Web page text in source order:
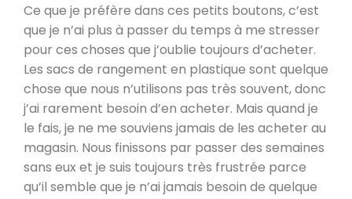
Ce que je préfère dans ces petits boutons, c’est
que je n’ai plus à passer du temps à me stresser
pour ces choses que j’oublie toujours d’acheter.
Les sacs de rangement en plastique sont quelque
chose que nous n’utilisons pas très souvent, donc
j’ai rarement besoin d’en acheter. Mais quand je
le fais, je ne me souviens jamais de les acheter au
magasin. Nous finissons par passer des semaines
sans eux et je suis toujours très frustrée parce
qu’il semble que je n’ai jamais besoin de quelque